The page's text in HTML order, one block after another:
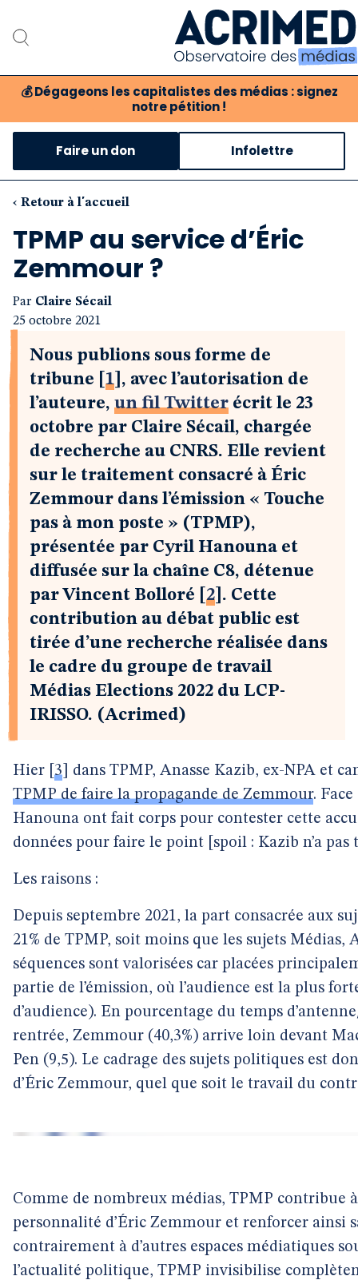
💰 Dégageons les capitalistes des médias : signez
notre pétition !Notre association
Notre critique des médias
Notre revue
Faire un don Infolettre
‹ Retour à l'accueil
TPMP au service d’Éric
Zemmour ?
Par Claire Sécail
25 octobre 2021
Nous publions sous forme de
tribune
1 , avec l’autorisation de
l’auteure, un fil Twitter écrit le 23
octobre par Claire Sécail, chargée
de recherche au CNRS. Elle revient
sur le traitement consacré à Éric
Zemmour dans l’émission « Touche
pas à mon poste » (TPMP),
présentée par Cyril Hanouna et
diffusée sur la chaîne C8, détenue
par Vincent Bolloré
2 . Cette
contribution au débat public est
tirée d’une recherche réalisée dans
le cadre du groupe de travail
Médias Elections 2022 du LCP-
IRISSO. (Acrimed)
Hier 3
dans TPMP, Anasse Kazib, ex-NPA et
TPMP de faire la propagande de Zemmour.
Hanouna ont fait corps pour contester cette
données pour faire le point [spoil : Kazib n’a pas
Les raisons :
Depuis septembre 2021, la part consacrée aux
21% de TPMP, soit moins que les sujets Médias,
séquences sont valorisées car placées
partie de l’émission, où l’audience est la plus
d’audience). En pourcentage du temps
rentrée, Zemmour (40,3%) arrive loin devant
Pen (9,5). Le cadrage des sujets politiques est
d’Éric Zemmour, quel que soit le travail du
Comme de nombreux médias, TPMP contribue
personnalité d’Éric Zemmour et renforcer ainsi
contrairement à d’autres espaces médiatiques
l’actualité politique, TPMP invisibilise